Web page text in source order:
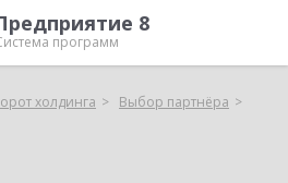
8
программ
холдинга
Выбор партнёра